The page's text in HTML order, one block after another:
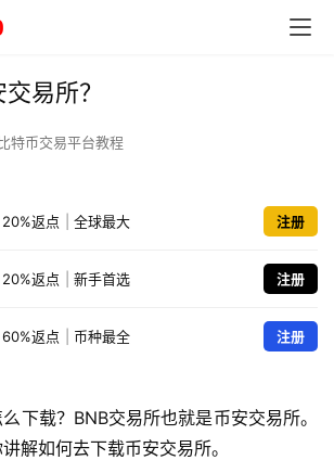
易所？
比特币交易平台教程
20%返点 全球最大 注册
20%返点 新手首选 注册
60%返点 币种最全 注册
下载？BNB交易所也就是币安交易所。
解如何去下载币安交易所。